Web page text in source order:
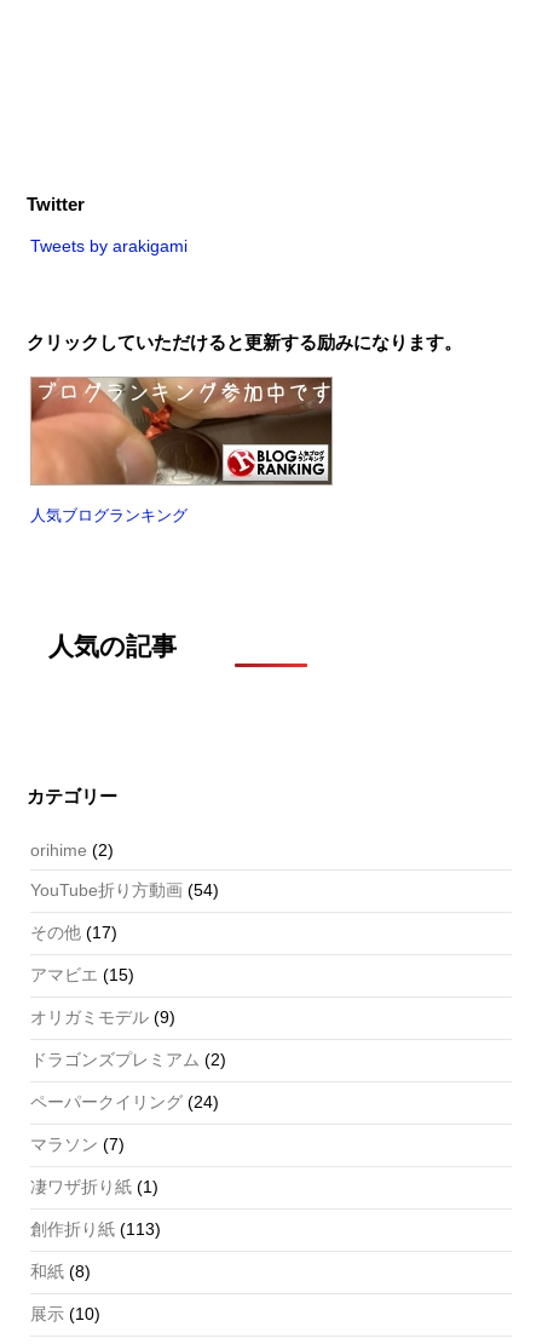
Twitter
Tweets by arakigami
クリックしていただけると更新する励みになります。
人気ブログランキング
人気の記事
カテゴリー
orihime (2)
YouTube折り方動画 (54)
その他 (17)
アマビエ (15)
オリガミモデル (9)
ドラゴンズプレミアム (2)
ペーパークイリング (24)
マラソン (7)
凄ワザ折り紙 (1)
創作折り紙 (113)
和紙 (8)
展示 (10)